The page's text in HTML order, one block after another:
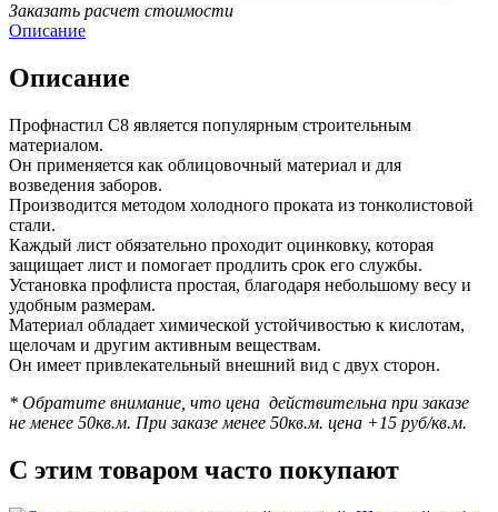
Заказать расчет стоимости
Описание
Описание
Профнастил С8 является популярным строительным
материалом.
Он применяется как облицовочный материал и для
возведения заборов.
Производится методом холодного проката из тонколистовой
стали.
Каждый лист обязательно проходит оцинковку, которая
защищает лист и помогает продлить срок его службы.
Установка профлиста простая, благодаря небольшому весу и
удобным размерам.
Материал обладает химической устойчивостью к кислотам,
щелочам и другим активным веществам.
Он имеет привлекательный внешний вид с двух сторон.
* Обратите внимание, что цена действительна при заказе
не менее 50кв.м. При заказе менее 50кв.м. цена +15 руб/кв.м.
С этим товаром часто покупают